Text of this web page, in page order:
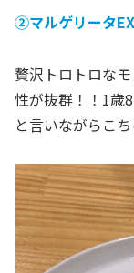
②マルゲリータEX
贅沢トロトロな
性が抜群！！1歳
と言いながらこ